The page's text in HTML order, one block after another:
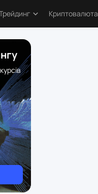
Аналітика
Основи трейдингу
Психологія трейдинга
Торгові стратегії
Індикатори
Ресурси
Криптовалюта